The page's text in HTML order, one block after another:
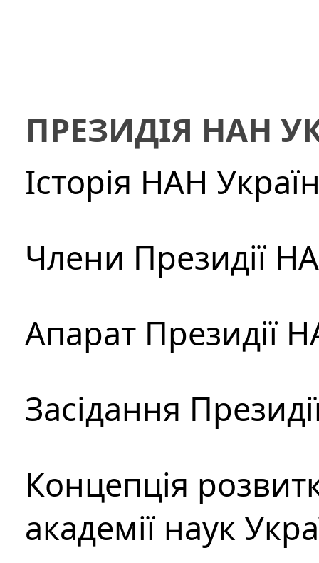
ПРЕЗИДІЯ НАН
Історія НАН
Члени Президії
Апарат Президії
Засідання
Концепція
академії наук